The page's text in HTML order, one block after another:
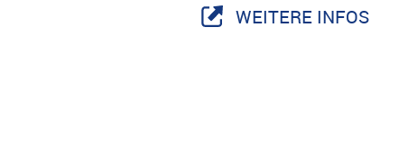
WEITERE INFOS